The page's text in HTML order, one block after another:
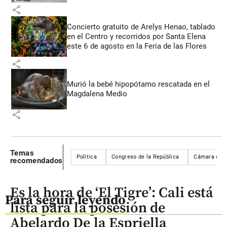
share
Concierto gratuito de Arelys Henao, tablado
en el Centro y recorridos por Santa Elena
este 6 de agosto en la Feria de las Flores
share
Murió la bebé hipopótamo rescatada en el
Magdalena Medio
share
Temas
recomendados
Política Congreso de la República Cámara de
Para seguir leyendo
Es la hora de ‘El Tigre’: Cali está
lista para la posesión de
Abelardo De la Espriella